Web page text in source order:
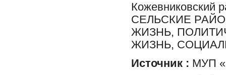
Кожевниковский
СЕЛЬСКИЕ
ЖИЗНЬ,
ЖИЗНЬ,
Источник : МУП